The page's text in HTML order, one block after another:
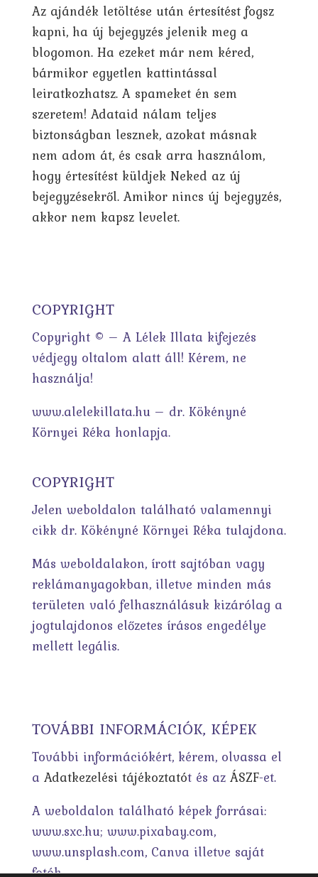
Az ajándék letöltése után értesítést fogsz
kapni, ha új bejegyzés jelenik meg a
blogomon. Ha ezeket már nem kéred,
bármikor egyetlen kattintással
leiratkozhatsz. A spameket én sem
szeretem! Adataid nálam teljes
biztonságban lesznek, azokat másnak
nem adom át, és csak arra használom,
hogy értesítést küldjek Neked az új
bejegyzésekről. Amikor nincs új bejegyzés,
akkor nem kapsz levelet.
COPYRIGHT
Copyright © – A Lélek Illata kifejezés
védjegy oltalom alatt áll! Kérem, ne
használja!
www.alelekillata.hu – dr. Kökényné
Környei Réka honlapja.
COPYRIGHT
Jelen weboldalon található valamennyi
cikk dr. Kökényné Környei Réka tulajdona.
Más weboldalakon, írott sajtóban vagy
reklámanyagokban, illetve minden más
területen való felhasználásuk kizárólag a
jogtulajdonos előzetes írásos engedélye
mellett legális.
TOVÁBBI INFORMÁCIÓK, KÉPEK
További információkért, kérem, olvassa el
a Adatkezelési tájékoztatót és az ÁSZF-et.
A weboldalon található képek forrásai:
www.sxc.hu; www.pixabay.com,
www.unsplash.com, Canva illetve saját
fotók.